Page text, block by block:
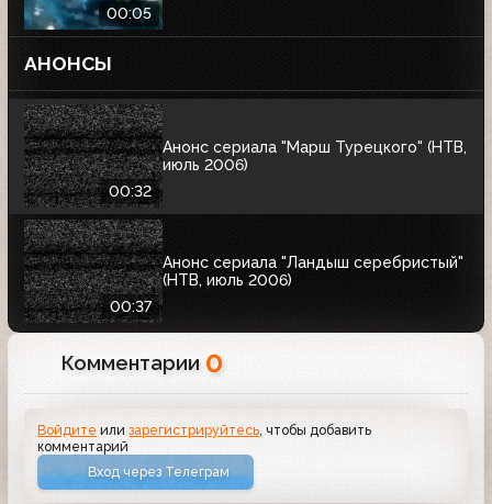
00:05
АНОНСЫ
00:32
Анонс сериала "Марш Турецкого" (НТВ,
июль 2006)
00:37
Анонс сериала "Ландыш серебристый"
(НТВ, июль 2006)
Комментарии 0
Войдите илизарегистрируйтесь , чтобы добавить
комментарий
Вход через Телеграм